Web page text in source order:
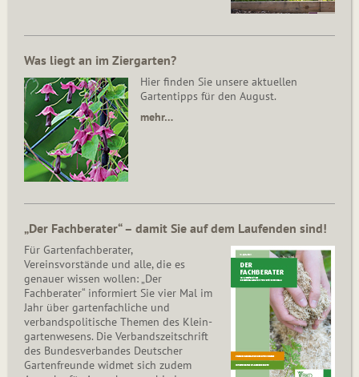
Was liegt an im Ziergarten?
Hier finden Sie unsere aktuellen
Gartentipps für den August.
mehr…
„Der Fachberater“ – damit Sie auf dem Laufenden sind!
Für Gartenfachberater,
Vereinsvorstände und alle, die es
genauer wissen wollen: „Der
Fachberater“ informiert Sie vier Mal im
Jahr über gartenfachliche und
verbandspolitische Themen des Klein­
gar­ten­wesens. Die Ver­bands­zeit­schrift
des Bun­des­ver­ban­des Deutscher
Gartenfreunde widmet sich zudem